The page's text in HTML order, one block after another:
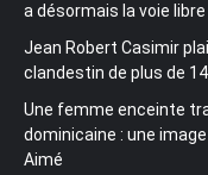
a désormais la voie
Jean Robert Casimir
clandestin de plus de
Une femme enceinte
dominicaine : une
Aimé